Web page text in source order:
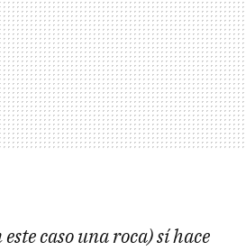
caso una roca) sí hace